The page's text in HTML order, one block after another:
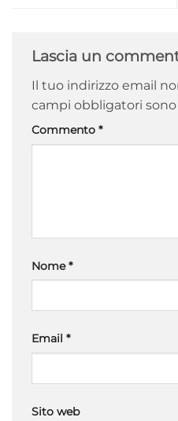
Lascia un
Il tuo indirizzo email
campi obbligatori
Commento *
Nome*
Email *
Sito web